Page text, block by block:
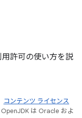
許可の使い方を説
コンテンツ ライセンス
は Oracle およ